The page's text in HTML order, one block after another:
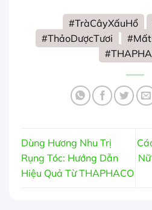
#TràCâyXấuHổ
#ThảoDượcTươi
Dùng Hương Nhu Trị
Rụng Tóc: Hướng Dẫn
Hiệu Quả Từ THAPHACO